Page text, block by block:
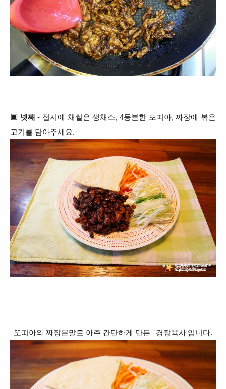
▣ 넷째 - 접시에 채썰은 생채소, 4등분한 또띠아, 짜장에 볶은
고기를 담아주세요.
또띠아와 짜장분말로 아주 간단하게 만든 '경장육사'입니다.